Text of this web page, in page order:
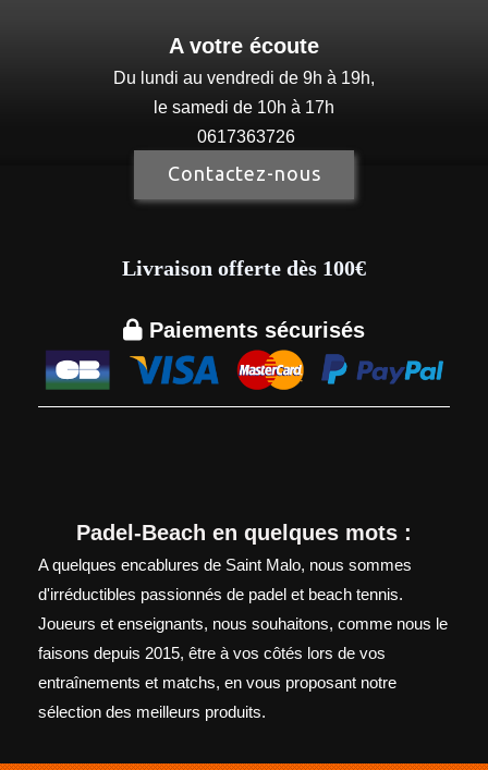
A votre écoute
Du lundi au vendredi de 9h à 19h,
le samedi de 10h à 17h
0617363726
Contactez-nous
Livraison offerte dès 100€
 Paiements sécurisés
Padel-Beach en quelques mots :
A quelques encablures de Saint Malo, nous sommes
d'irréductibles passionnés de padel et beach tennis.
Joueurs et enseignants, nous souhaitons, comme nous le
faisons depuis 2015, être à vos côtés lors de vos
entraînements et matchs, en vous proposant notre
sélection des meilleurs produits.